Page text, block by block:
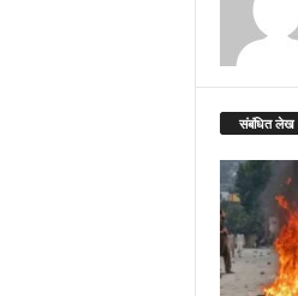
संबंधित लेख